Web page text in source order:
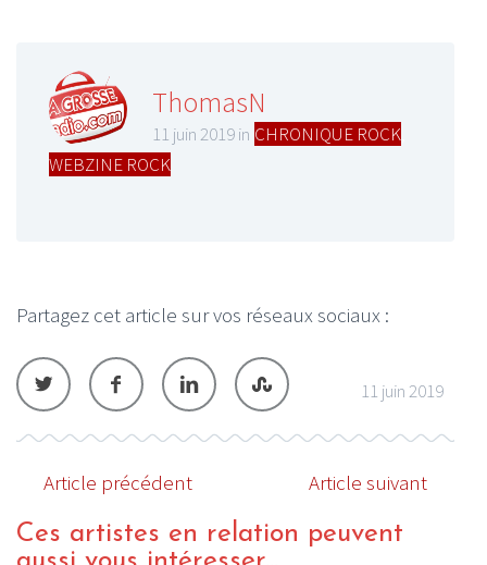
ThomasN
11 juin 2019 in CHRONIQUE ROCK
WEBZINE ROCK
Partagez cet article sur vos réseaux sociaux :
11 juin 2019
Article précédent Article suivant
Ces artistes en relation peuvent